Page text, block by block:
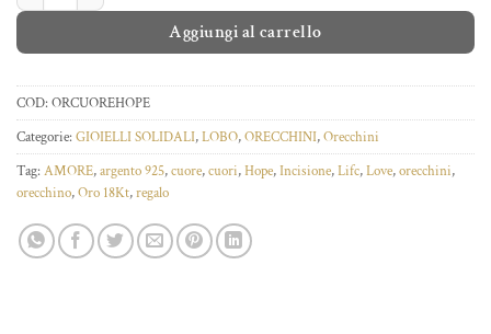
Aggiungi al carrello
COD: ORCUOREHOPE
Categorie: GIOIELLI SOLIDALI,LOBO,ORECCHINI,Orecchini
Tag: AMORE,argento 925,cuore,cuori,Hope,Incisione,Lifc,Love,orecchini,
orecchino,Oro 18Kt,regalo